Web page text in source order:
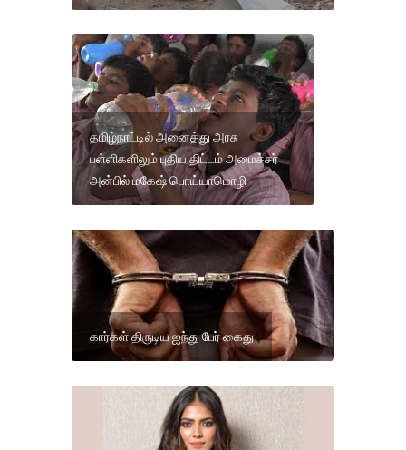
தமிழ்நாட்டில் அனைத்து அரசு
பள்ளிகளிலும் புதிய திட்டம் அமைச்சர்
அன்பில் மகேஷ் பொய்யாமொழி
கார்கள் திருடிய ஐந்து பேர் கைது